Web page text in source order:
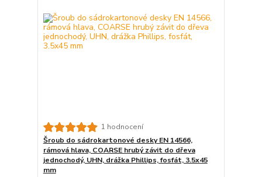
1 hodnocení
Šroub do sádrokartonové desky EN 14566,
rámová hlava, COARSE hrubý závit do dřeva
jednochodý, UHN, drážka Phillips, fosfát, 3.5x45
mm